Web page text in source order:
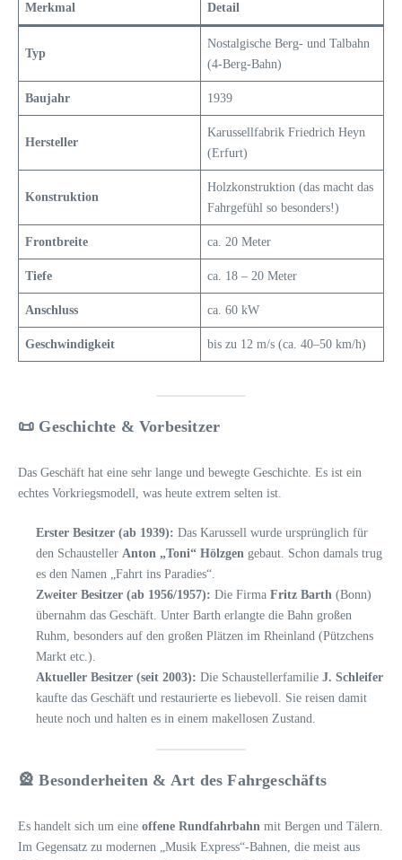
Merkmal Detail
Typ
Nostalgische Berg- und Talbahn
(4-Berg-Bahn)
Baujahr 1939
Hersteller
Karussellfabrik Friedrich Heyn
(Erfurt)
Konstruktion
Holzkonstruktion (das macht das
Fahrgefühl so besonders!)
Frontbreite ca. 20 Meter
Tiefe ca. 18 – 20 Meter
Anschluss ca. 60 kW
Geschwindigkeit bis zu 12 m/s (ca. 40–50 km/h)
📜 Geschichte & Vorbesitzer
Das Geschäft hat eine sehr lange und bewegte Geschichte. Es ist ein
echtes Vorkriegsmodell, was heute extrem selten ist.
Erster Besitzer (ab 1939): Das Karussell wurde ursprünglich für
den Schausteller Anton „Toni“ Hölzgen gebaut. Schon damals trug
es den Namen „Fahrt ins Paradies“.
Zweiter Besitzer (ab 1956/1957): Die Firma Fritz Barth (Bonn)
übernahm das Geschäft. Unter Barth erlangte die Bahn großen
Ruhm, besonders auf den großen Plätzen im Rheinland (Pützchens
Markt etc.).
Aktueller Besitzer (seit 2003): Die Schaustellerfamilie J. Schleifer
kaufte das Geschäft und restaurierte es liebevoll. Sie reisen damit
heute noch und halten es in einem makellosen Zustand.
🎡 Besonderheiten & Art des Fahrgeschäfts
Es handelt sich um eine offene Rundfahrbahn mit Bergen und Tälern.
Im Gegensatz zu modernen „Musik Express“-Bahnen, die meist aus